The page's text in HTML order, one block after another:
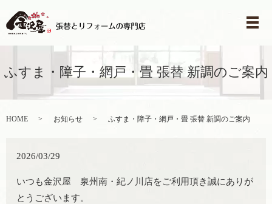
メ
ふすま・障子・網戸・畳 張替 新調のご案内
HOME お知らせ ふすま・障子・網戸・畳 張替 新調のご案内
2026/03/29
いつも金沢屋 泉州南・紀ノ川店をご利用頂き誠にありが
とうございます。